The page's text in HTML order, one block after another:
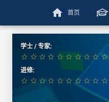
home 首页
学士 / 专家:
star_border star_border star_border star_border star_border star_border star_border star_border star_borderstar_border
进修:
star_border star_border star_border star_border star_border star_border star_border star_border star_border star_border